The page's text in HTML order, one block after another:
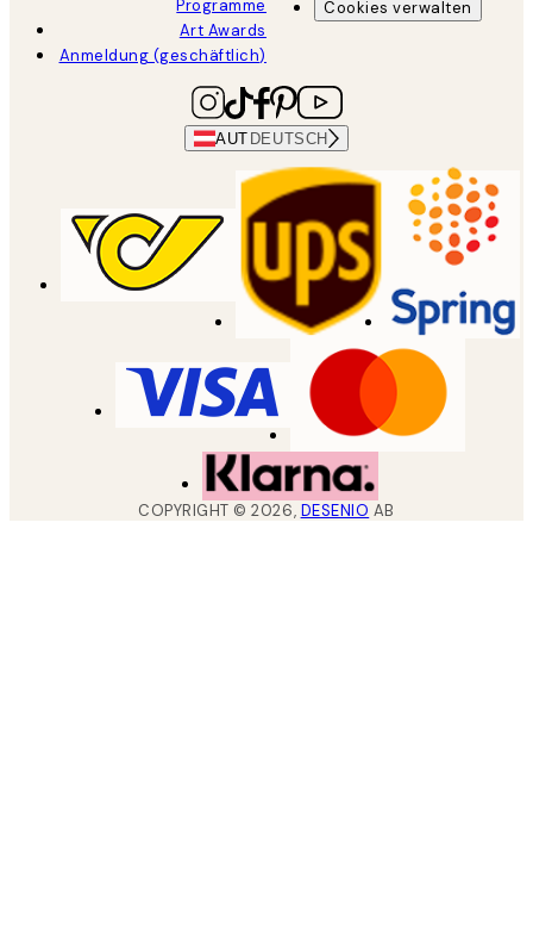
Programme
Art Awards
Anmeldung (geschäftlich)
Cookies verwalten
AUT DEUTSCH
COPYRIGHT ©2026, DESENIO AB